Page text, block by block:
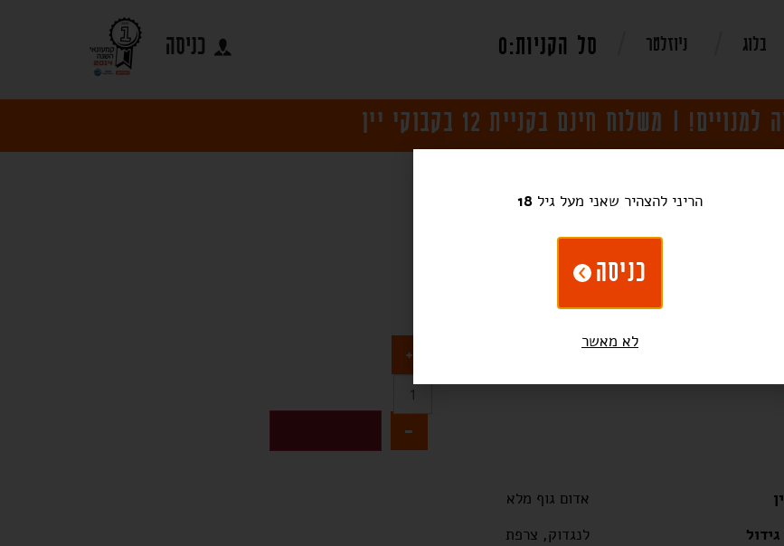
בלוג ניוזלטר 0 כניסה
וין דה ל'פרוויה
Red Blend 2023, Grand Vin de
+
-
אדום גוף מלא
לנגדוק, צרפת
הריני להצהיר שאני מעל גיל 18
כניסה
לא מאשר